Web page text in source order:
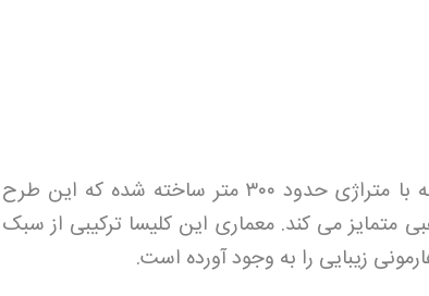
متراژی حدود ۳۰۰متر ساخته شده که این طرح
متمایز می کند. معماری این کلیسا ترکیبی از سبک
زیبایی را به وجود آورده است.